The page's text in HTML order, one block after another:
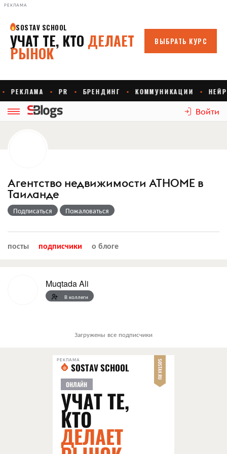
РЕКЛАМА
Войти
Агентство недвижимости ATHOME в
Таиланде
Подписаться Пожаловаться
посты подписчики о блоге
Muqtada Ali
В коллеги
Загружены все подписчики
РЕКЛАМА